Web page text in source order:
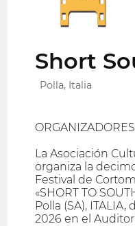
Short
Polla, Italia
ORGANIZADORES
La Asociación
organiza la
Festival de
«SHORT TO
Polla (SA),
2026 en el